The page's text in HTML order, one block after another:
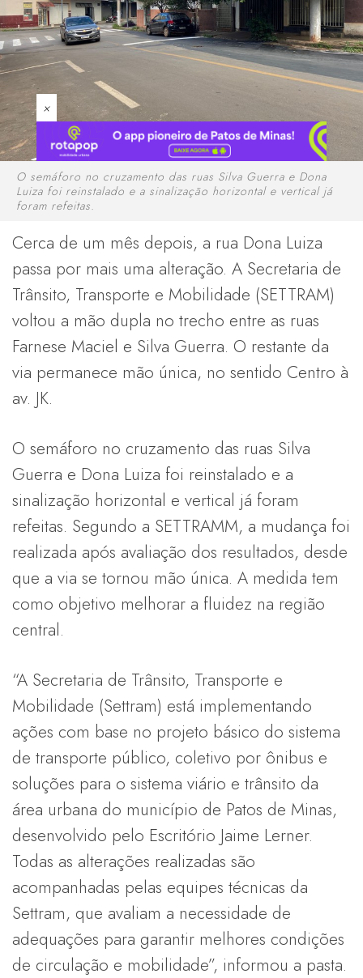
×
O semáforo no cruzamento das ruas Silva Guerra e Dona
Luiza foi reinstalado e a sinalização horizontal e vertical já
foram refeitas.
Cerca de um mês depois, a rua Dona Luiza
passa por mais uma alteração. A Secretaria de
Trânsito, Transporte e Mobilidade (SETTRAM)
voltou a mão dupla no trecho entre as ruas
Farnese Maciel e Silva Guerra. O restante da
via permanece mão única, no sentido Centro à
av. JK.
O semáforo no cruzamento das ruas Silva
Guerra e Dona Luiza foi reinstalado e a
sinalização horizontal e vertical já foram
refeitas. Segundo a SETTRAMM, a mudança foi
realizada após avaliação dos resultados, desde
que a via se tornou mão única. A medida tem
como objetivo melhorar a fluidez na região
central.
“A Secretaria de Trânsito, Transporte e
Mobilidade (Settram) está implementando
ações com base no projeto básico do sistema
de transporte público, coletivo por ônibus e
soluções para o sistema viário e trânsito da
área urbana do município de Patos de Minas,
desenvolvido pelo Escritório Jaime Lerner.
Todas as alterações realizadas são
acompanhadas pelas equipes técnicas da
Settram, que avaliam a necessidade de
adequações para garantir melhores condições
de circulação e mobilidade”, informou a pasta.